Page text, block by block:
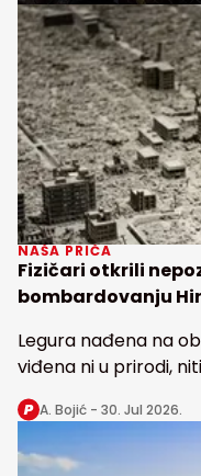
NAŠA PRIČA
Fizičari otkrili
bombardovanju
Legura nađena na
viđena ni u prirodi,
A. Bojić - 30. Jul 2026.